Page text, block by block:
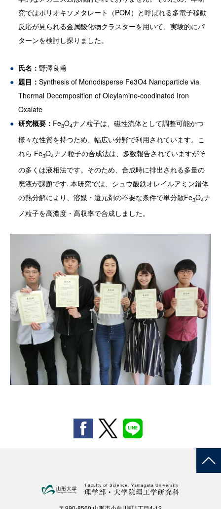
究ではポリオキソメタレート（POM）と呼ばれる多電子移動
反応が見られる金属酸化物クラスターを用いて、実験的にパ
ターンを検討し探りました。
氏名： 野澤良甫
題目： Synthesis of Monodisperse Fe3O4 Nanoparticle via
Thermal Decomposition of Oleylamine-coodinated Iron
Oxalate
研究概要： Fe3O4ナノ粒子は、磁性流体として調整可能かつ
様々な性質を持つため、幅広い分野で利用されています。こ
れら Fe3O4ナノ粒子の合成法は、多数報告されていますがそ
の多くは液相法です。そのため、合成時に排出される多量の
廃液が課題です. 本研究では、シュウ酸鉄オレイルアミン錯体
の熱分解により、溶媒・還元剤の不要な条件で単分散Fe3O4ナ
ノ粒子を高濃度・高収率で合成しました。